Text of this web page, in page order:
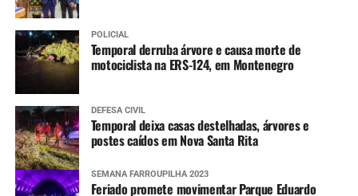
POLICIAL
Temporal derruba árvore e causa morte de
motociclista na ERS-124, em Montenegro
DEFESA CIVIL
Temporal deixa casas destelhadas, árvores e
postes caídos em Nova Santa Rita
SEMANA FARROUPILHA 2023
Feriado promete movimentar Parque Eduardo